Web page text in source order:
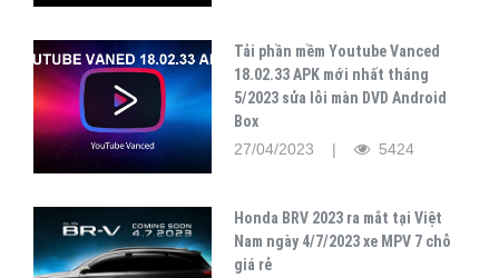
Tải phần mềm Youtube Vanced
18.02.33 APK mới nhất tháng
5/2023 sửa lỗi màn DVD Android
Box
27/04/2023 |
5424
Honda BRV 2023 ra mắt tại Việt
Nam ngày 4/7/2023 xe MPV 7 chỗ
giá rẻ